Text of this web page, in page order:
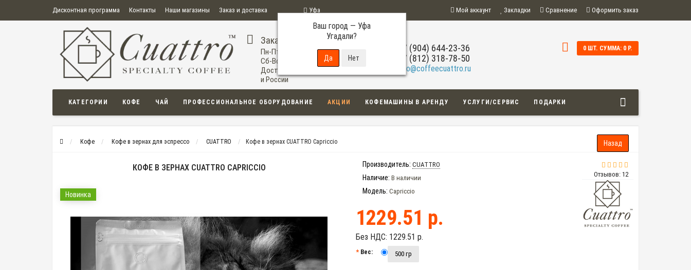
Дисконтная программа Контакты Наши магазины Заказ и доставка
О нас Оплата Правила продажи товаров
Политика конфиденциальности
Политика в отношении обработки персональных данных
Пользовательское соглашение
Уфа
Ваш город — Уфа
Угадали?
Мой аккаунт Закладки Сравнение Оформить заказ
Заказ по телефону
Пн-Пт: 09:00-20:00
Сб-Вс: 11:00-18:00
Доставка по Уфе
и России
+7 (904) 644-23-36
+7 (812) 318-78-50
info@coffeecuattro.ru
0 ШТ. СУММА: 0 Р.
КАТЕГОРИИ КОФЕ ЧАЙ ПРОФЕССИОНАЛЬНОЕ ОБОРУДОВАНИЕ АКЦИИ КОФЕМАШИНЫ В АРЕНДУ УСЛУГИ/СЕРВИС ПОДАРКИ
Кофе Кофе в зернах для эспрессо CUATTRO Кофе в зернах CUATTRO Capriccio
КОФЕ В ЗЕРНАХ CUATTRO CAPRICCIO
Новинка
Отзывов: 12
Производитель: CUATTRO
Наличие: В наличии
Модель: Capriccio
1229.51 р.
Без НДС: 1229.51 р.
Вес: 500 гр